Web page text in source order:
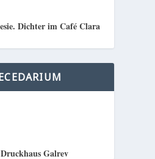
Dichter im Café Clara
Galrev